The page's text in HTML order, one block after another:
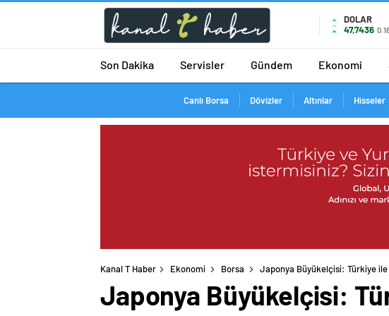
DOLAR
47,7436
Son Dakika Servisler Gündem Ekonomi
Canlı Borsa Dövizler Altınlar Hisseler
Kanal T Haber Ekonomi Borsa Japonya Büyükelçisi: Türkiye
Japonya Büyükelçisi: